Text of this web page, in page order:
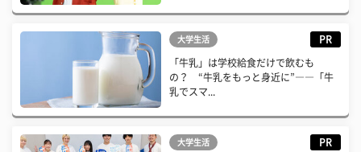
大学生活 PR
「牛乳」は学校給食だけで飲むも
の？ “牛乳をもっと身近に”――「牛
乳でスマ...
大学生活 PR